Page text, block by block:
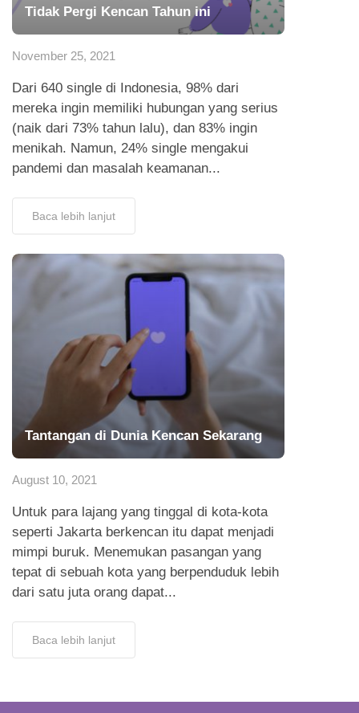
Tidak Pergi Kencan Tahun ini
November 25, 2021
Dari 640 single di Indonesia, 98% dari
mereka ingin memiliki hubungan yang serius
(naik dari 73% tahun lalu), dan 83% ingin
menikah. Namun, 24% single mengakui
pandemi dan masalah keamanan...
Baca lebih lanjut
Tantangan di Dunia Kencan Sekarang
August 10, 2021
Untuk para lajang yang tinggal di kota-kota
seperti Jakarta berkencan itu dapat menjadi
mimpi buruk. Menemukan pasangan yang
tepat di sebuah kota yang berpenduduk lebih
dari satu juta orang dapat...
Baca lebih lanjut